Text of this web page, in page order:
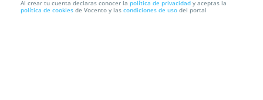
Entrada para la IV Fiesta de la Bulería el 5 de julio
Al crear tu cuenta declaras conocer la política de privacidad y aceptas la
política de cookies de Vocento y las condiciones de uso del portal